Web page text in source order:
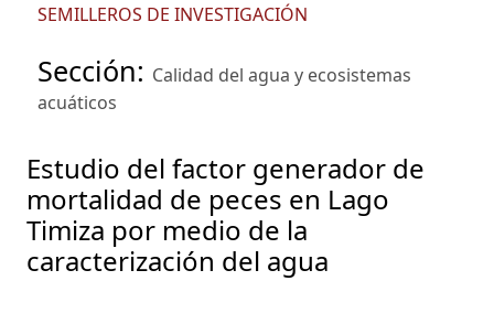
SEMILLEROS DE INVESTIGACIÓN
Sección: Calidad del agua y ecosistemas
acuáticos
Estudio del factor generador de
mortalidad de peces en Lago
Timiza por medio de la
caracterización del agua